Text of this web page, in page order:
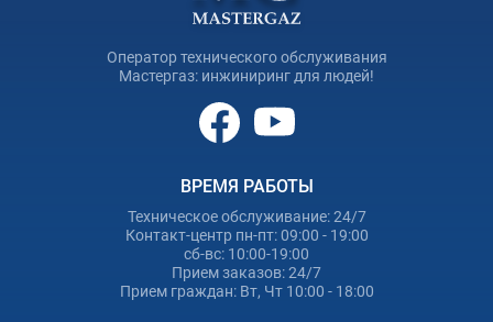
Оператор технического обслуживания
Мастергаз: инжиниринг для людей!
ВРЕМЯ РАБОТЫ
Техническое обслуживание: 24/7
Контакт-центр пн-пт: 09:00 - 19:00
сб-вс: 10:00-19:00
Прием заказов: 24/7
Прием граждан: Вт, Чт 10:00 - 18:00